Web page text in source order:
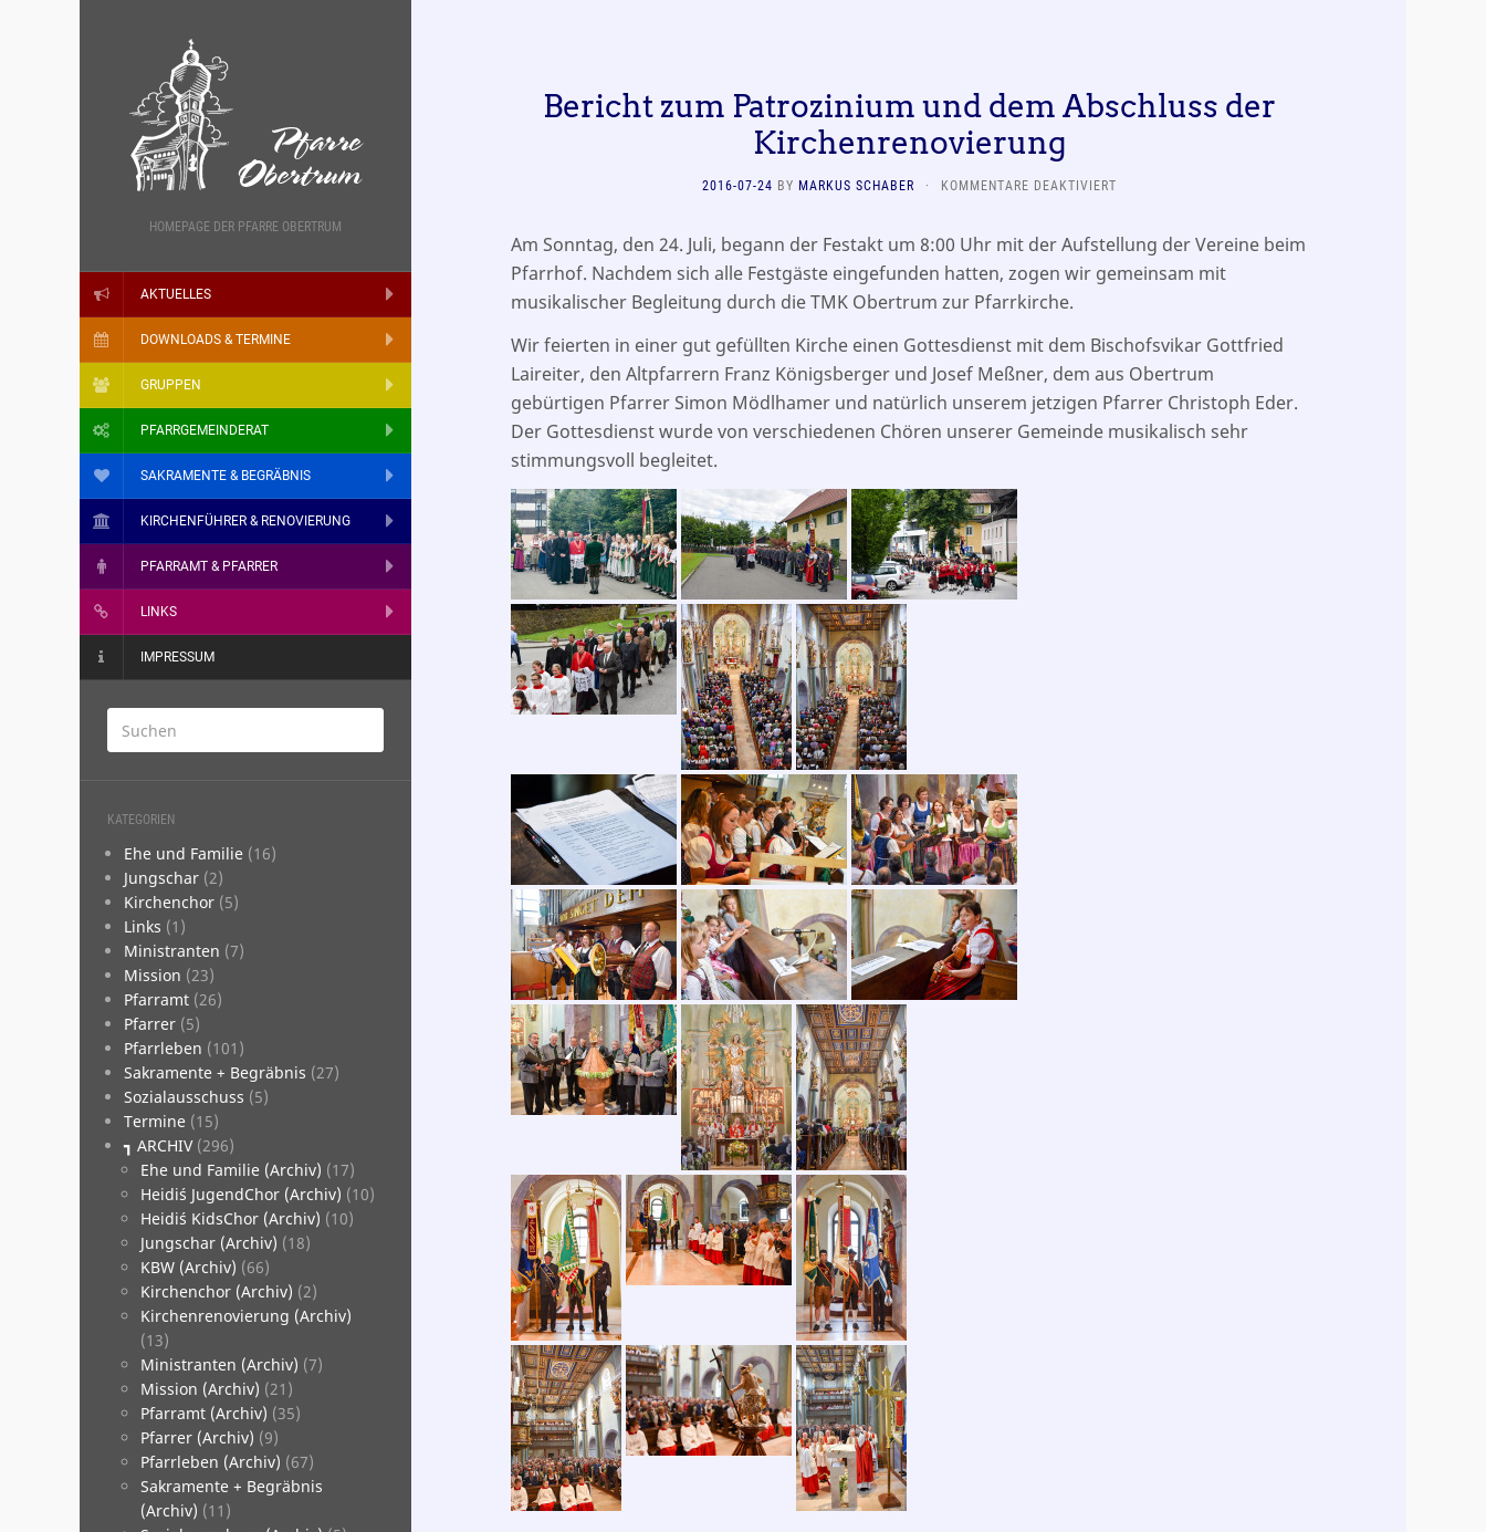
HOMEPAGE DER PFARRE OBERTRUM
AKTUELLES
DOWNLOADS & TERMINE
GRUPPEN
PFARRGEMEINDERAT
SAKRAMENTE & BEGRÄBNIS
KIRCHENFÜHRER & RENOVIERUNG
PFARRAMT & PFARRER
LINKS
IMPRESSUM
KATEGORIEN
­­Ehe und Familie (16)
­Jungschar (2)
­Kirchenchor (5)
­Links (1)
­Ministranten (7)
­Mission (23)
­Pfarramt (26)
­Pfarrer (5)
­Pfarrleben (101)
­Sakramente + Begräbnis (27)
­Sozialausschuss (5)
­Termine (15)
┓ ARCHIV(296)
Ehe und Familie (Archiv) (17)
Heidi´s JugendChor (Archiv) (10)
Heidi´s KidsChor (Archiv) (10)
Jungschar (Archiv) (18)
KBW (Archiv) (66)
Kirchenchor (Archiv) (2)
Kirchenrenovierung (Archiv)
(13)
Ministranten (Archiv) (7)
Mission (Archiv) (21)
Pfarramt (Archiv) (35)
Pfarrer (Archiv) (9)
Pfarrleben (Archiv) (67)
Sakramente + Begräbnis
(Archiv) (11)
Bericht zum Patrozinium und dem Abschluss der
Kirchenrenovierung
2016-07-24 BY MARKUS SCHABER · KOMMENTARE DEAKTIVIERTFÜR
PATROZINIUM
UND
KIRCHENRENOVIERUNG
Am Sonntag, den 24. Juli, begann der Festakt um 8:00 Uhr mit der Aufstellung der Vereine beim
Pfarrhof. Nachdem sich alle Festgäste eingefunden hatten, zogen wir gemeinsam mit
musikalischer Begleitung durch die TMK Obertrum zur Pfarrkirche.
Wir feierten in einer gut gefüllten Kirche einen Gottesdienst mit dem Bischofsvikar Gottfried
Laireiter, den Altpfarrern Franz Königsberger und Josef Meßner, dem aus Obertrum
gebürtigen Pfarrer Simon Mödlhamer und natürlich unserem jetzigen Pfarrer Christoph Eder.
Der Gottesdienst wurde von verschiedenen Chören unserer Gemeinde musikalisch sehr
stimmungsvoll begleitet.